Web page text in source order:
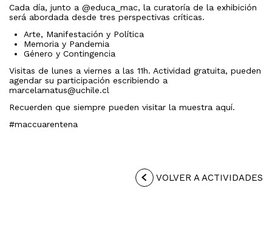
Cada día, junto a @educa_mac, la curatoría de la exhibición
será abordada desde tres perspectivas críticas.
Arte, Manifestación y Política
Memoria y Pandemia
Género y Contingencia
Visitas de lunes a viernes a las 11h. Actividad gratuita, pueden
agendar su participación escribiendo a
marcelamatus@uchile.cl
Recuerden que siempre pueden visitar la muestra aquí.
#maccuarentena
VOLVER A ACTIVIDADES